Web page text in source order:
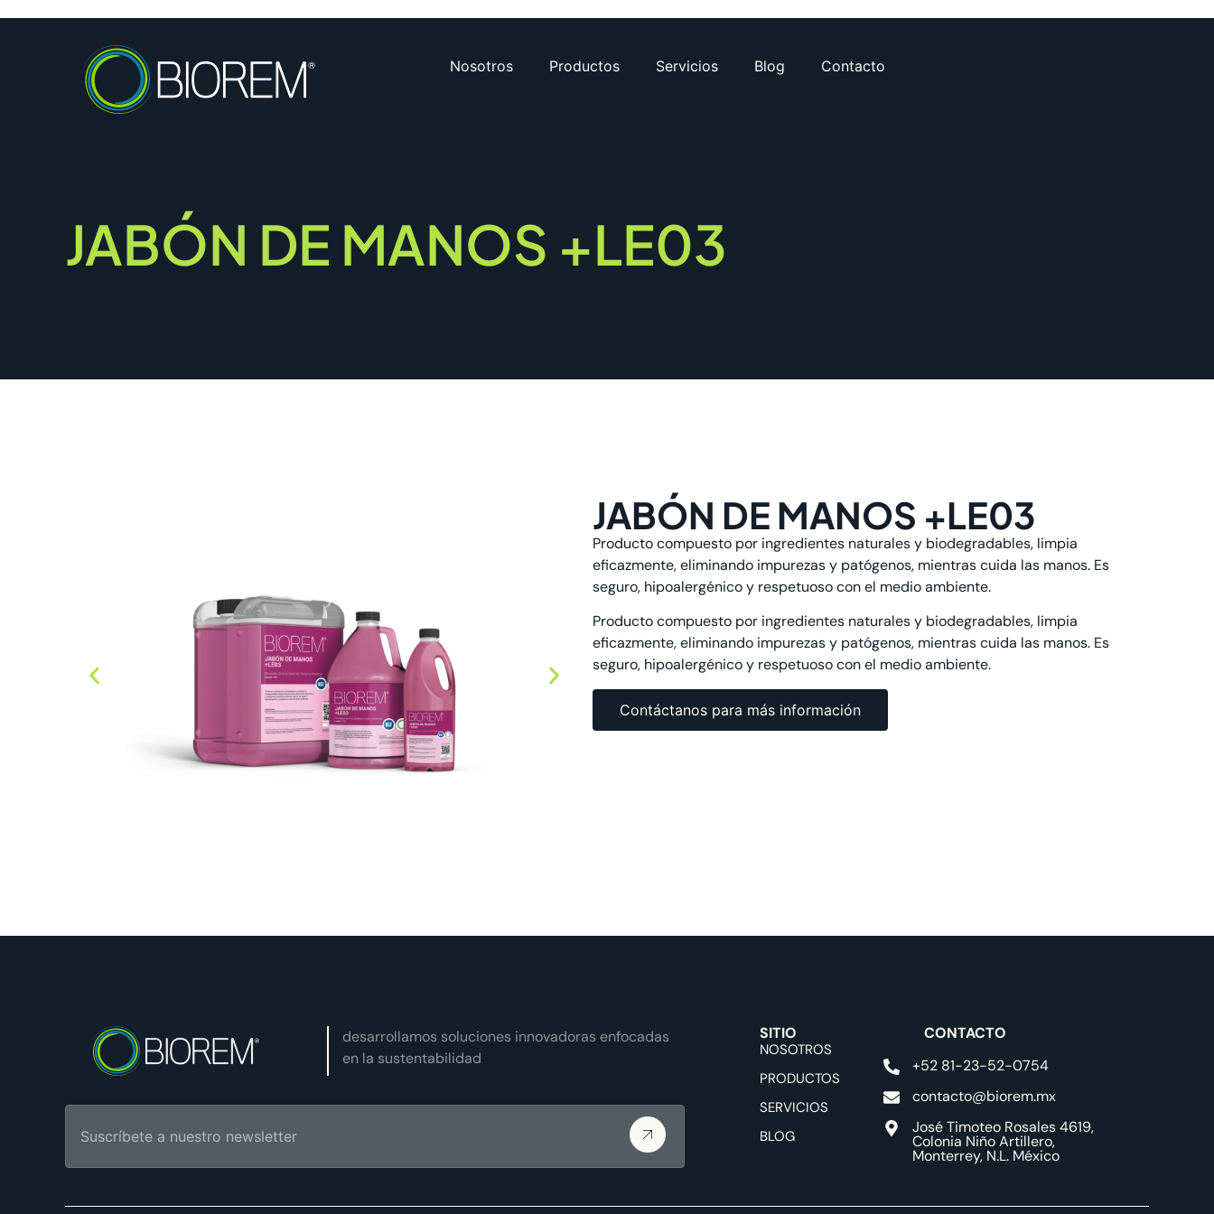
Nosotros Productos Servicios Blog Contacto
JABÓN DE MANOS +LE03
JABÓN DE MANOS +LE03
Producto compuesto por ingredientes naturales y biodegradables, limpia
eficazmente, eliminando impurezas y patógenos, mientras cuida las manos. Es
seguro, hipoalergénico y respetuoso con el medio ambiente.
Producto compuesto por ingredientes naturales y biodegradables, limpia
eficazmente, eliminando impurezas y patógenos, mientras cuida las manos. Es
seguro, hipoalergénico y respetuoso con el medio ambiente.
Contáctanos para más información
desarrollamos soluciones innovadoras enfocadas
en la sustentabilidad
SITIO
NOSOTROS
PRODUCTOS
SERVICIOS
BLOG
CONTACTO
+52 81-23-52-0754
contacto@biorem.mx
José Timoteo Rosales 4619,
Colonia Niño Artillero,
Monterrey, N.L. México